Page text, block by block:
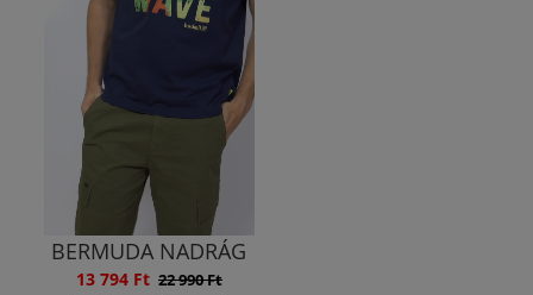
BERMUDA NADRÁG
13 794 Ft 22 990 Ft